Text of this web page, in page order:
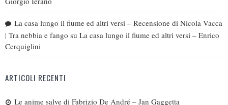
La casa lungo il fiume ed altri versi – Recensione di Nicola Vacca
| Tra nebbia e fango su La casa lungo il fiume ed altri versi – Enrico
Cerquiglini
ARTICOLI RECENTI
Le anime salve di Fabrizio De André – Jan Gaggetta